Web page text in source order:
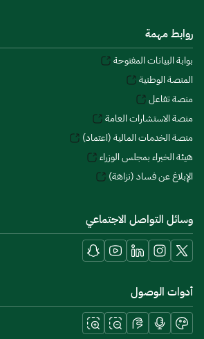
روابط مهمة
بوابة البيانات المفتوحة
المنصة الوطنية
منصة تفاعل
منصة الاستشارات العامة
منصة الخدمات المالية (اعتماد)
هيئة الخبراء بمجلس الوزراء
الإبلاغ عن فساد (نزاهة)
وسائل التواصل الاجتماعي
أدوات الوصول